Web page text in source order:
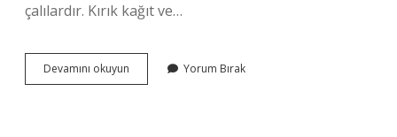
çalılardır. Kırık kağıt ve…
Devamını okuyun Bağdaştırma
Ne
Yorum Bırak